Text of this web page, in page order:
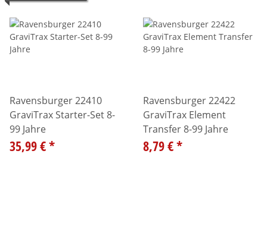
Ravensburger 22410
GraviTrax Starter-Set 8-
99 Jahre
35,99 €*
Ravensburger 22422
GraviTrax Element
Transfer 8-99 Jahre
8,79 €*